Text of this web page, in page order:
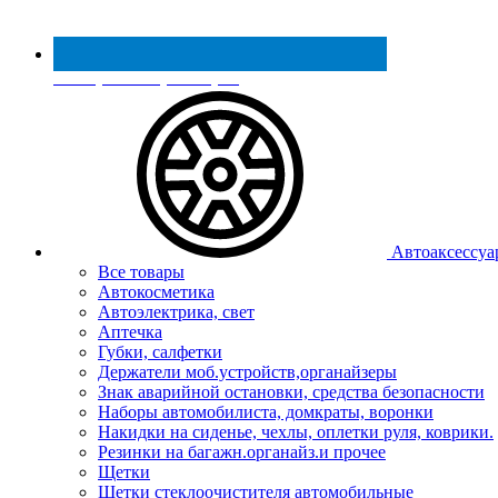
Реестр МинПромТорга
Все товары
Автокосметика
Автоэлектрика, свет
Аптечка
Губки, салфетки
Держатели моб.устройств,органайзеры
Знак аварийной остановки, средства безопасности
Наборы автомобилиста, домкраты, воронки
Накидки на сиденье, чехлы, оплетки руля, коврики.
Резинки на багажн.органайз.и прочее
Щетки
Щетки стеклоочистителя автомобильные